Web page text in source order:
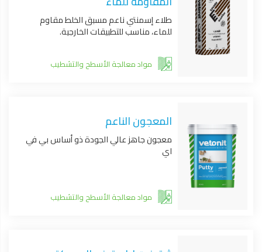
طلاء إسمنتي ناعم مسبق الخلط مقاوم
للماء، مناسب للتطبيقات الخارجية.
مواد معالجة الأسطح والتشطيب
المعجون الناعم
معجون جاهز عالي الجودة ذو أساس بي في
اي
مواد معالجة الأسطح والتشطيب